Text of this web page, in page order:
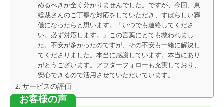
めるべきか全く分かりませんでした。ですが、今回、東
総裁さんのご丁寧な対応をしていただき、すばらしい葬
儀になったらと思います。「いつでも連絡してくださ
い。必ず対応します。」この言葉にとても救われまし
た。不安が多かったのですが、その不安も一緒に解決し
てくださりました。本当に感謝しています。本当にあり
がとうございます。アフターフォローも充実しており、
安心できるので活用させていただいています。
サービスの評価